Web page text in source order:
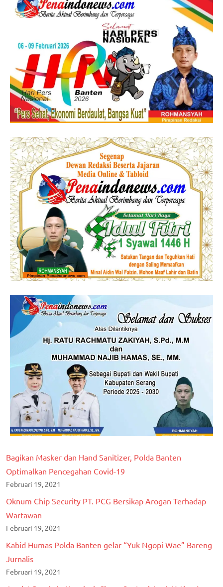
Bagikan Masker dan Hand Sanitizer, Polda Banten
Optimalkan Pencegahan Covid-19
Februari 19, 2021
Oknum Chip Security PT. PCG Bersikap Arogan Terhadap
Wartawan
Februari 19, 2021
Kabid Humas Polda Banten gelar “Yuk Ngopi Wae” Bareng
Jurnalis
Februari 19, 2021